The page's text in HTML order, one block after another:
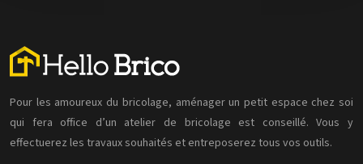
Pour les amoureux du bricolage, aménager un petit espace chez soi
qui fera office d’un atelier de bricolage est conseillé. Vous y
effectuerez les travaux souhaités et entreposerez tous vos outils.